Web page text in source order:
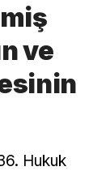
ve
Hukuk